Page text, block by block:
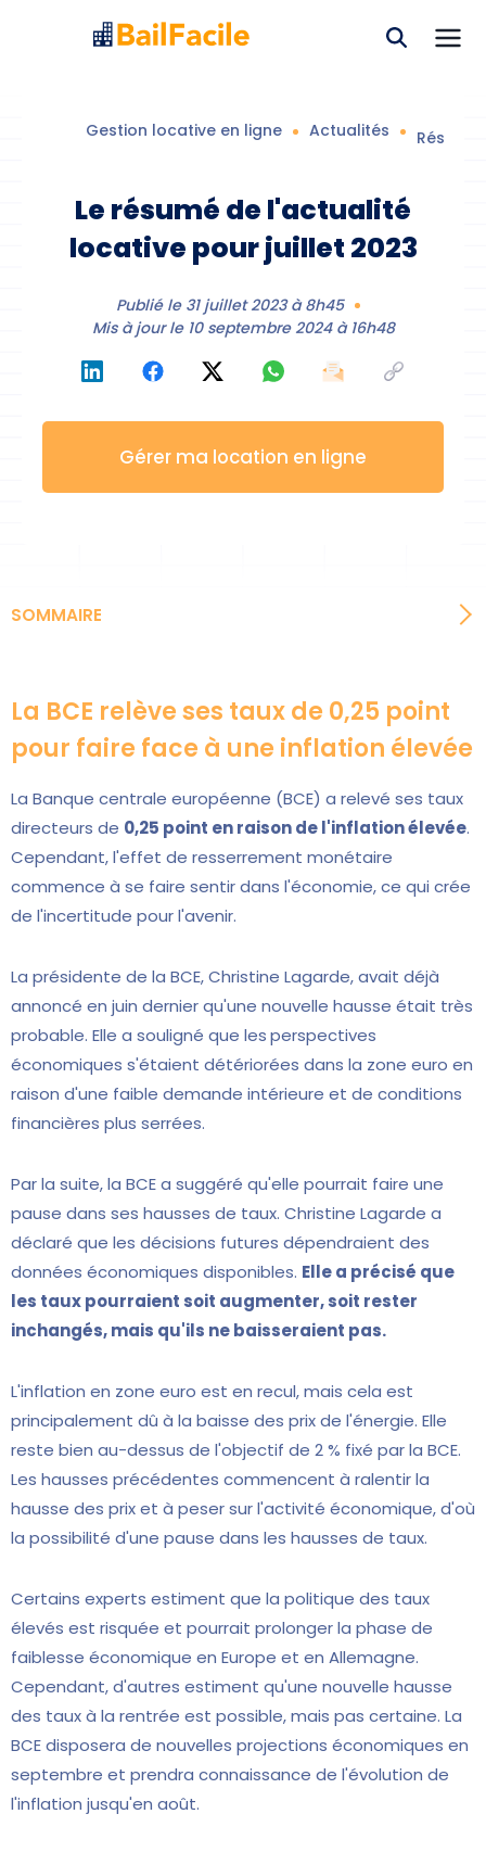
Gestion locative en ligne Actualités
Le résumé de l'actualité
locative pour juillet 2023
Publié le 31 juillet 2023 à 8h45
Mis à jour le 10 septembre 2024 à 16h48
Gérer ma location en ligne
SOMMAIRE
La BCE relève ses taux de 0,25 point
pour faire face à une inflation élevée
La Banque centrale européenne (BCE) a relevé ses taux
directeurs de 0,25 point en raison de l'inflation élevée.
Cependant, l'effet de resserrement monétaire
commence à se faire sentir dans l'économie, ce qui crée
de l'incertitude pour l'avenir.
La présidente de la BCE, Christine Lagarde, avait déjà
annoncé en juin dernier qu'une nouvelle hausse était très
probable. Elle a souligné que lesperspectives
économiques s'étaient détériorées dans la zone euro en
raison d'une faible demande intérieure et de conditions
financières plus serrées.
Par la suite, la BCE a suggéré qu'elle pourrait faire une
pause dans ses hausses de taux. Christine Lagarde a
déclaré que les décisions futures dépendraient des
données économiques disponibles. Elle a précisé que
les taux pourraient soit augmenter, soit rester
inchangés, mais qu'ils ne baisseraient pas.
L'inflation en zone euro est en recul, mais cela est
principalement dû à la baisse des prix de l'énergie. Elle
reste bien au-dessus de l'objectif de 2 % fixé par la BCE.
Les hausses précédentes commencent à ralentir la
hausse des prix et à peser sur l'activité économique, d'où
la possibilité d'une pause dans les hausses de taux.
Certains experts estiment que la politique des taux
élevés est risquée et pourrait prolonger la phase de
faiblesse économique en Europe et en Allemagne.
Cependant, d'autres estiment qu'une nouvelle hausse
des taux à la rentrée est possible, mais pas certaine. La
BCE disposera de nouvelles projections économiques en
septembre et prendra connaissance de l'évolution de
l'inflation jusqu'en août.